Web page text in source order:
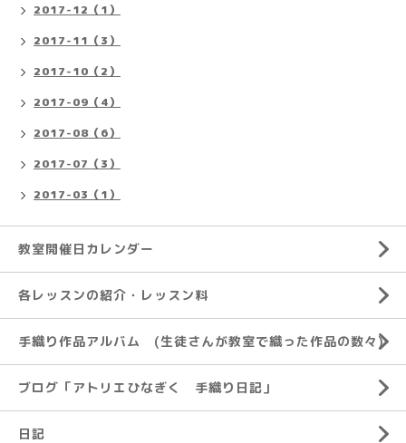
2017-12（1）
2017-11（3）
2017-10（2）
2017-09（4）
2017-08（6）
2017-07（3）
2017-03（1）
教室開催日カレンダー
各レッスンの紹介・レッスン料
手織り作品アルバム (生徒さんが教室で織った作品の数々)
ブログ「アトリエひなぎく 手織り日記」
日記